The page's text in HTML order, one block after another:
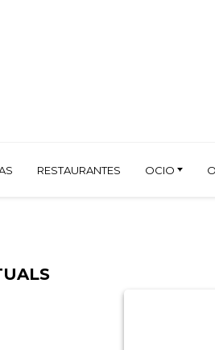
RESTAURANTES OCIO